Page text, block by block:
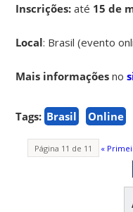
Inscrições:até 15 de
Local: Brasil (evento
Mais informações no
Tags: Brasil Online
Página 11 de 11 «